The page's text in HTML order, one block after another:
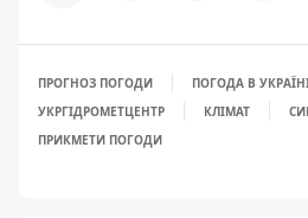
ПРОГНОЗ ПОГОДИ
ПОГОДА В
УКРГІДРОМЕТЦЕНТР
КЛІМАТ
ПРИКМЕТИ ПОГОДИ